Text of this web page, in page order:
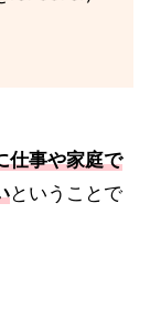
仕事や家庭で
ということで